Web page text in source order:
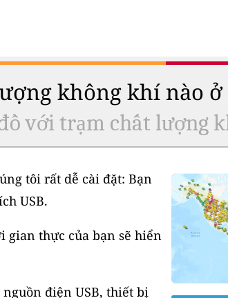
không khí nào
với trạm chất lượng
tôi rất dễ cài đặt: Bạn
USB.
gian thực của bạn sẽ hiển
điện USB, thiết bị